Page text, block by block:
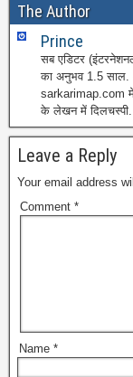
The Author
Prince
सब एडिटर
का अनुभव 1.5 साल.
sarkarimap.com में
के लेखन में दिलचस्पी.
Leave a Reply
Your email address
Comment *
Name *